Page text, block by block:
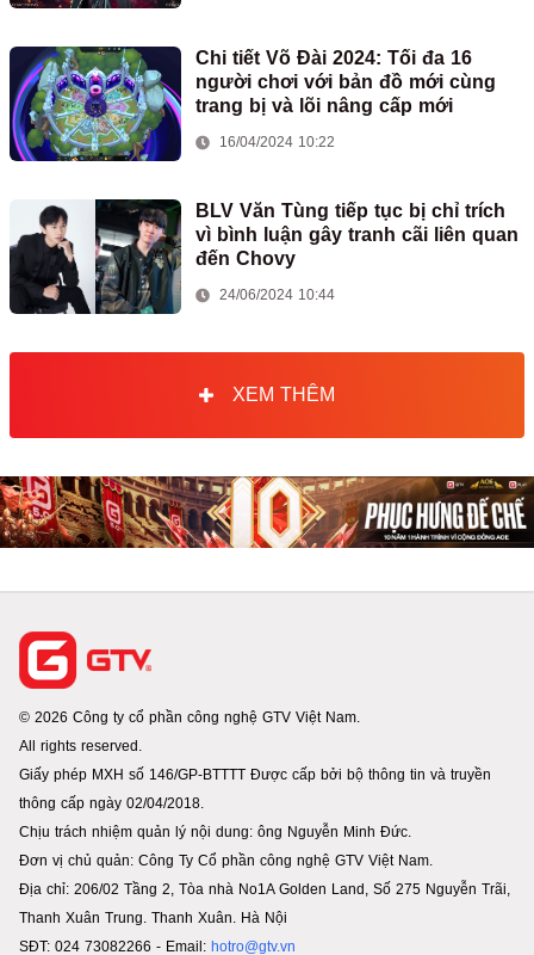
Chi tiết Võ Đài 2024: Tối đa 16
người chơi với bản đồ mới cùng
trang bị và lõi nâng cấp mới
16/04/2024 10:22
BLV Văn Tùng tiếp tục bị chỉ trích
vì bình luận gây tranh cãi liên quan
đến Chovy
24/06/2024 10:44
XEM THÊM
© 2026 Công ty cổ phần công nghệ GTV Việt Nam.
All rights reserved.
Giấy phép MXH số 146/GP-BTTTT Được cấp bởi bộ thông tin và truyền
thông cấp ngày 02/04/2018.
Chịu trách nhiệm quản lý nội dung: ông Nguyễn Minh Đức.
Đơn vị chủ quản: Công Ty Cổ phần công nghệ GTV Việt Nam.
Địa chỉ: 206/02 Tầng 2, Tòa nhà No1A Golden Land, Số 275 Nguyễn Trãi,
Thanh Xuân Trung. Thanh Xuân. Hà Nội
SĐT: 024 73082266 - Email: hotro@gtv.vn